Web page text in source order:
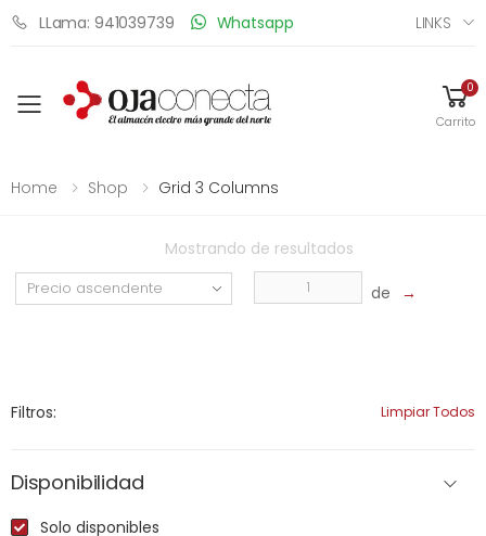
LLama: 941039739 Whatsapp LINKS
Toggle mobile menu
0
Carrito
Home Shop Grid 3 Columns
Mostrando de resultados
de →
Filtros: Limpiar Todos
Disponibilidad
Solo disponibles